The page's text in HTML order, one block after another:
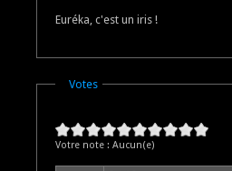
Euréka, c'est un iris !
Masquer
Votes
Votre note : Aucun(e)